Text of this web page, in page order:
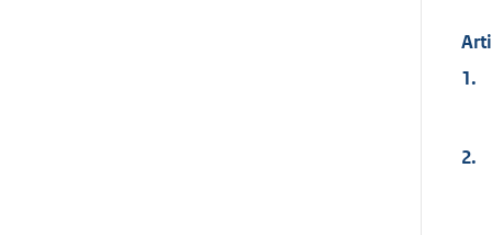
1.
2.